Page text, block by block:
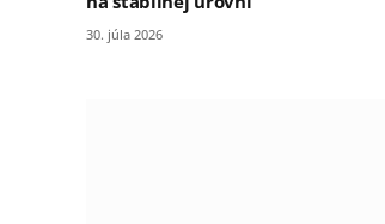
30. júla 2026